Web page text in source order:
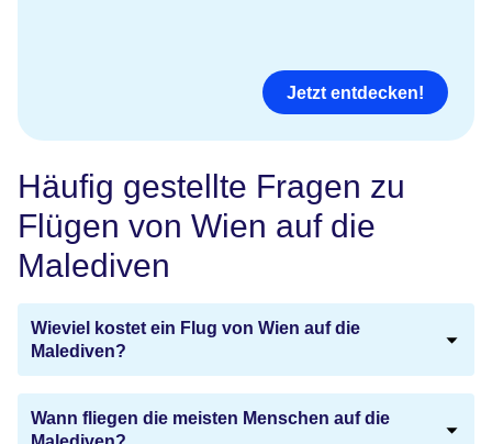
Jetzt entdecken!
Häufig gestellte Fragen zu
Flügen von Wien auf die
Malediven
Wieviel kostet ein Flug von Wien auf die
Malediven?
Wann fliegen die meisten Menschen auf die